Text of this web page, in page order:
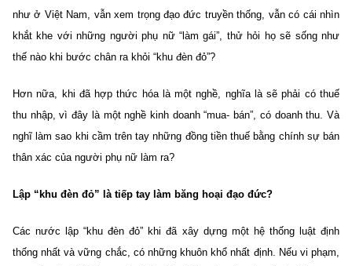
như ở Việt Nam, vẫn xem trọng đạo đức truyền thống, vẫn có cái nhìn
khắt khe với những người phụ nữ “làm gái”, thử hỏi họ sẽ sống như
thế nào khi bước chân ra khỏi “khu đèn đỏ”?
Hơn nữa, khi đã hợp thức hóa là một nghề, nghĩa là sẽ phải có thuế
thu nhập, vì đây là một nghề kinh doanh “mua- bán”, có doanh thu. Và
nghĩ làm sao khi cầm trên tay những đồng tiền thuế bằng chính sự bán
thân xác của người phụ nữ làm ra?
Lập “khu đèn đỏ” là tiếp tay làm băng hoại đạo đức?
Các nước lập “khu đèn đỏ” khi đã xây dựng một hệ thống luật định
thống nhất và vững chắc, có những khuôn khổ nhất định. Nếu vi phạm,